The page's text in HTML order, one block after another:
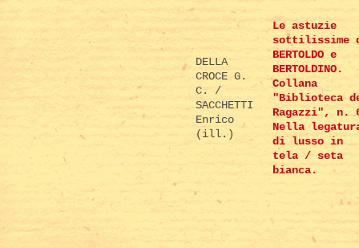
DELLA
CROCE G.
C. /
SACCHETTI
Enrico
(ill.)
Le astuzie
sottilissime
BERTOLDO e
BERTOLDINO.
Collana
"Biblioteca
Ragazzi", n.
Nella
di lusso in
tela / seta
bianca.